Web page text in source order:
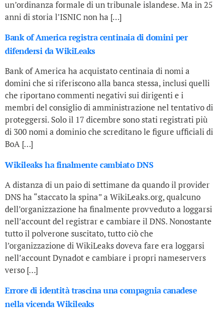
un’ordinanza formale di un tribunale islandese. Ma in 25
anni di storia l’ISNIC non ha […]
Bank of America registra centinaia di domini per
difendersi da WikiLeaks
Bank of America ha acquistato centinaia di nomi a
domini che si riferiscono alla banca stessa, inclusi quelli
che riportano commenti negativi sui dirigenti e i
membri del consiglio di amministrazione nel tentativo di
proteggersi. Solo il 17 dicembre sono stati registrati più
di 300 nomi a dominio che screditano le figure ufficiali di
BoA […]
Wikileaks ha finalmente cambiato DNS
A distanza di un paio di settimane da quando il provider
DNS ha “staccato la spina” a WikiLeaks.org, qualcuno
dell’organizzazione ha finalmente provveduto a loggarsi
nell’account del registrar e cambiare il DNS. Nonostante
tutto il polverone suscitato, tutto ciò che
l’organizzazione di WikiLeaks doveva fare era loggarsi
nell’account Dynadot e cambiare i propri nameservers
verso […]
Errore di identità trascina una compagnia canadese
nella vicenda Wikileaks